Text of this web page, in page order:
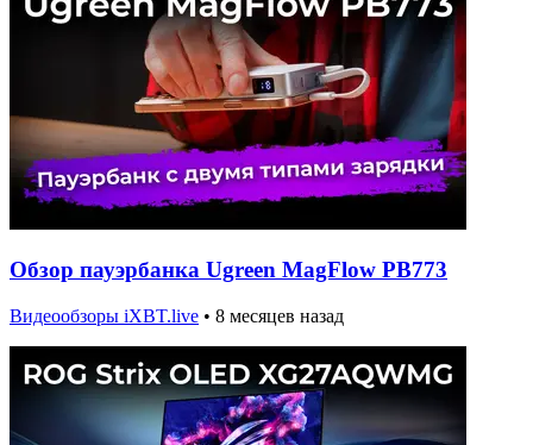
Обзор пауэрбанка Ugreen MagFlow PB773
Видеообзоры iXBT.live • 8 месяцев назад